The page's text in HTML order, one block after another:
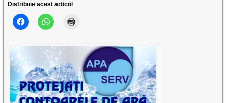
Distribuie acest articol